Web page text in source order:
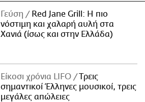
Γεύση
Red Jane Grill: Η πιο
νόστιμη και χαλαρή αυλή στα
Χανιά (ίσως και στην Ελλάδα)
Είκοσι χρόνια LIFO
Tρεις
σημαντικοί Έλληνες μουσικοί, τρεις
μεγάλες απώλειες